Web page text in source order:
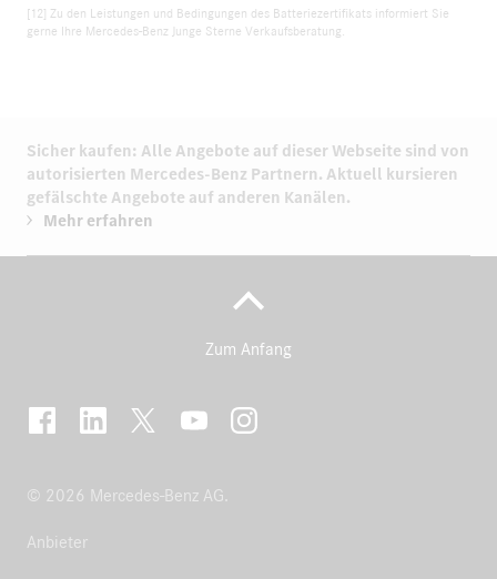
[12] Zu den Leistungen und Bedingungen des Batteriezertifikats informiert Sie
gerne Ihre Mercedes-Benz Junge Sterne Verkaufsberatung.
Sicher kaufen: Alle Angebote auf dieser Webseite sind von
autorisierten Mercedes-Benz Partnern. Aktuell kursieren
gefälschte Angebote auf anderen Kanälen.
Mehr erfahren
Zum Anfang
© 2026 Mercedes-Benz AG.
Anbieter